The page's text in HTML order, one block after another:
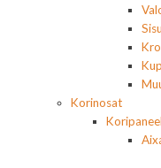
Korinosat